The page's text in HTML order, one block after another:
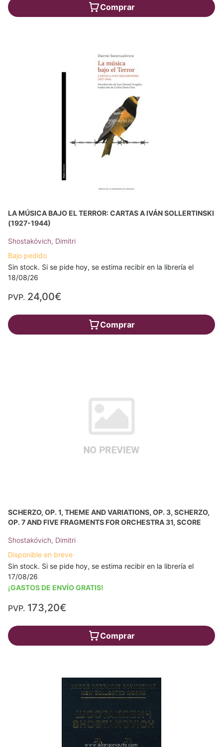
Comprar
LA MÚSICA BAJO EL TERROR: CARTAS A IVÁN SOLLERTINSKI
(1927-1944)
Shostakóvich, Dimitri
Bajo pedido
Sin stock. Si se pide hoy, se estima recibir en la librería el
18/08/26
PVP. 24,00€
Comprar
SCHERZO, OP. 1, THEME AND VARIATIONS, OP. 3, SCHERZO,
OP. 7 AND FIVE FRAGMENTS FOR ORCHESTRA 31, SCORE
Shostakóvich, Dimitri
Disponible en breve
Sin stock. Si se pide hoy, se estima recibir en la librería el
17/08/26
¡GASTOS DE ENVÍO GRATIS!
PVP. 173,20€
Comprar